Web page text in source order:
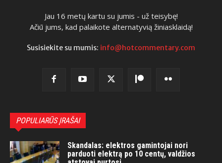
Jau 16 metų kartu su jumis - už teisybę!
Ačiū jums, kad palaikote alternatyvią žiniasklaidą!
Susisiekite su mumis: info@hotcommentary.com
POPULIARŪS ĮRAŠAI
Skandalas: elektros gamintojai nori
parduoti elektrą po 10 centų, valdžios